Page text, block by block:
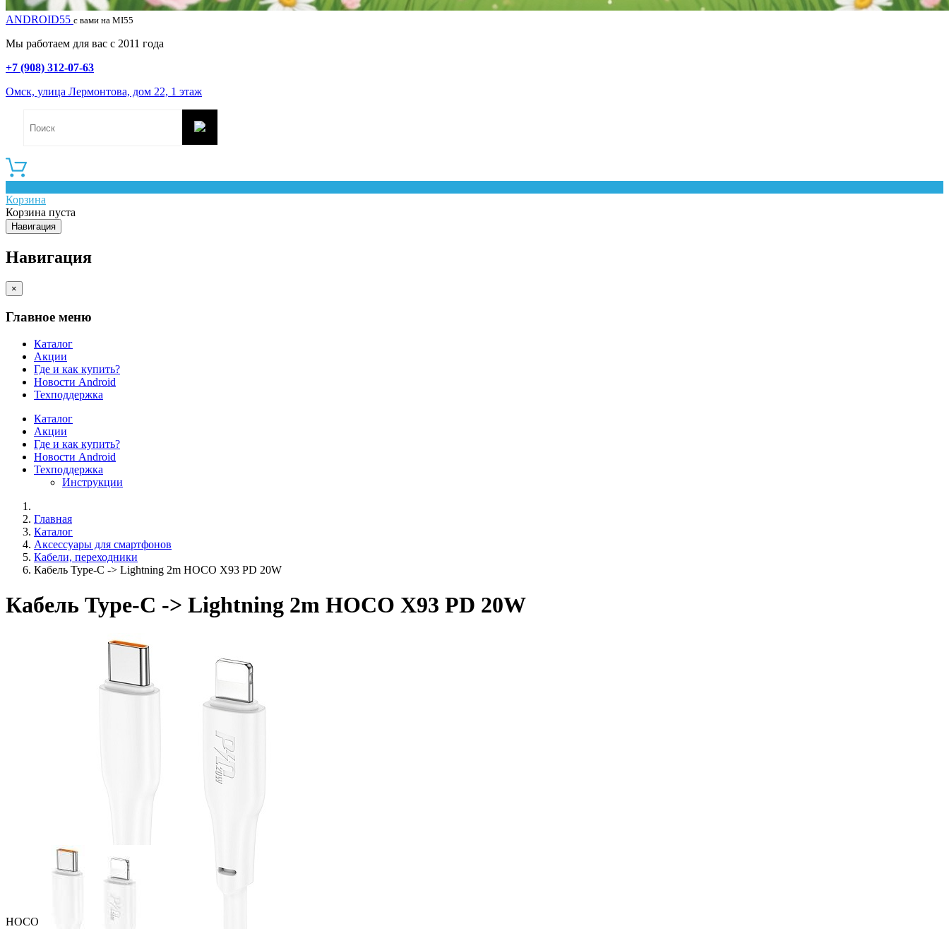
ANDROID55 с вами на MI55
Мы работаем для вас с 2011 года
+7 (908) 312-07-63
Омск, улица Лермонтова, дом 22, 1 этаж
Корзина
Корзина пуста
Навигация
Навигация
×
Главное меню
Каталог
Акции
Где и как купить?
Новости Android
Техподдержка
Каталог
Акции
Где и как купить?
Новости Android
Техподдержка
Инструкции
Главная
Каталог
Аксессуары для смартфонов
Кабели, переходники
Кабель Type-C -> Lightning 2m HOCO X93 PD 20W
Кабель Type-C -> Lightning 2m HOCO X93 PD 20W
HOCO